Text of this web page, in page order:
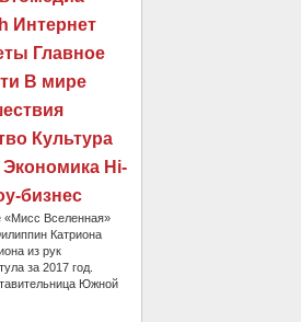
Интернет
Главное
В мире
Культура
Hi-
бизнес
«Мисс Вселенная»
Катриона
из рук
за 2017 год.
Южной